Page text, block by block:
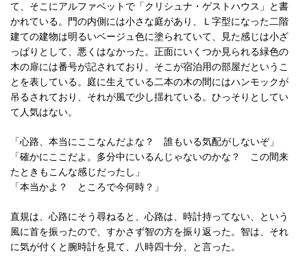
て、そこにアルファベットで「クリシュナ・ゲストハウス」と書
かれている。門の内側には小さな庭があり、Ｌ字型になった二階
建ての建物は明るいベージュ色に塗られていて、見た感じは小ざ
っぱりとして、悪くはなかった。正面にいくつか見られる緑色の
木の扉には番号が記されており、そこが宿泊用の部屋だというこ
とを表している。庭に生えている二本の木の間にはハンモックが
吊るされており、それが風で少し揺れている。ひっそりとしてい
て人気はない。
「心路、本当にここなんだよな？ 誰もいる気配がしないぞ」
「確かにここだよ。多分中にいるんじゃないのかな？ この間来
たときもこんな感じだったし」
「本当かよ？ ところで今何時？」
直規は、心路にそう尋ねると、心路は、時計持ってない、という
風に首を振ったので、すかさず智の方を振り返った。智は、それ
に気が付くと腕時計を見て、八時四十分、と言った。